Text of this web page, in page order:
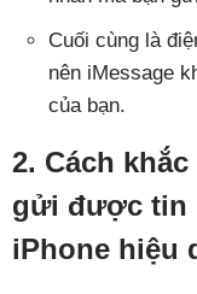
Cuối cùng là
nên iMessage
của bạn.
2. Cách
gửi được tin
iPhone hiệu